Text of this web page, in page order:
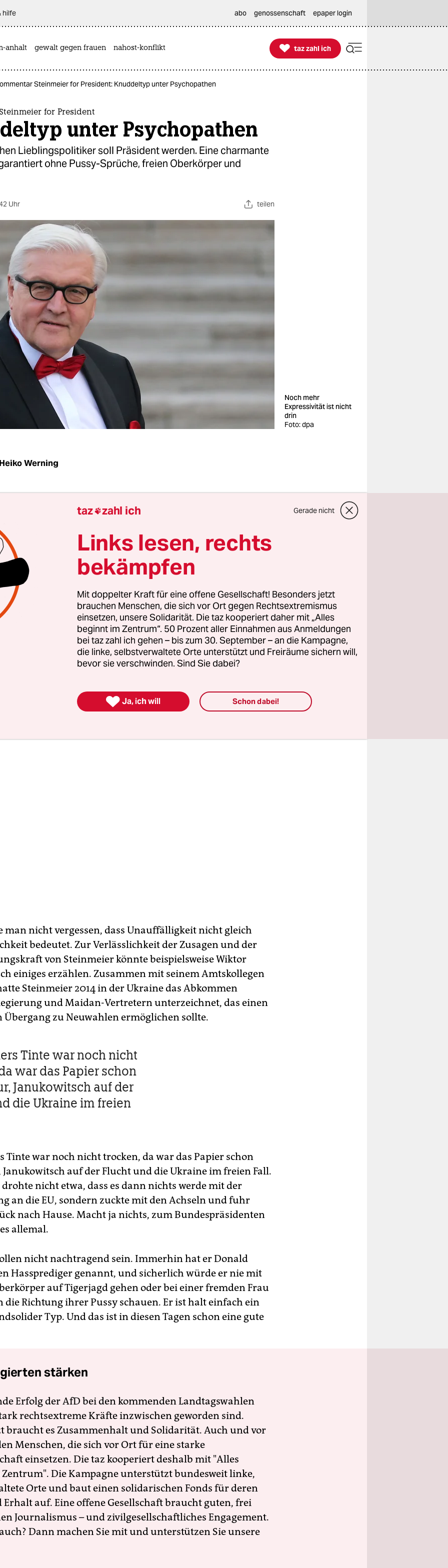
hilfe abo genossenschaft epaper login
anhalt gewalt gegen frauen nahost-konflikt 
taz zahl ich
taz zahl ich
Steinmeier for President: Knuddeltyp unter Psychopathen
for President
unter Psychopathen
Lieblingspolitiker soll Präsident werden. Eine charmante
ohne Pussy-Sprüche, freien Oberkörper und
Uhr teilen
Noch mehr
Expressivität ist nicht
drin
Foto: dpa
Heiko Werning
in den USA haben irgendwie mehr Sex.
ein weißes Haupt aufgestiegen über dem
–
Frank-Walter Steinmeier wird der nächste
. Nach monatelanger Ratlosigkeit, wer denn wohl
obersten Grüß-August der Republik zu geben, ist die
Die Lage war so verzweifelt, dass sogar ernsthaft
erwogen wurde.
nun also Steinmeier, und in gewisser Weise ist diese
durchaus charmant. Russland, Türkei, USA – überall
Machos, narzisstische Psychopathen und lärmende
in der ersten Reihe, und Deutschland setzt
Anwärter so unauffällig auftrat, dass niemand seine
überhaupt bemerkt hat, und der ansonsten so wenig stört,
man nicht vergessen, dass Unauffälligkeit nicht gleich
bedeutet. Zur Verlässlichkeit der Zusagen und der
von Steinmeier könnte beispielsweise Wiktor
einiges erzählen. Zusammen mit seinem Amtskollegen
Steinmeier 2014 in der Ukraine das Abkommen
und Maidan-Vertretern unterzeichnet, das einen
Übergang zu Neuwahlen ermöglichen sollte.
Tinte war noch nicht
war das Papier schon
Janukowitsch auf der
die Ukraine im freien
Tinte war noch nicht trocken, da war das Papier schon
auf der Flucht und die Ukraine im freien Fall.
nicht etwa, dass es dann nichts werde mit der
an die EU, sondern zuckte mit den Achseln und fuhr
nach Hause. Macht ja nichts, zum Bundespräsidenten
allemal.
nicht nachtragend sein. Immerhin hat er Donald
Hassprediger genannt, und sicherlich würde er nie mit
auf Tigerjagd gehen oder bei einer fremden Frau
die Richtung ihrer Pussy schauen. Er ist halt einfach ein
Typ. Und das ist in diesen Tagen schon eine gute
stärken
Erfolg der AfD bei den kommenden Landtagswahlen
rechtsextreme Kräfte inzwischen geworden sind.
braucht es Zusammenhalt und Solidarität. Auch und vor
Menschen, die sich vor Ort für eine starke
einsetzen. Die taz kooperiert deshalb mit "Alles
Die Kampagne unterstützt bundesweit linke,
Orte und baut einen solidarischen Fonds für deren
Erhalt auf. Eine offene Gesellschaft braucht guten, frei
Journalismus – und zivilgesellschaftliches Engagement.
Dann machen Sie mit und unterstützen Sie unsere
taz zahl ich Gerade nicht
Links lesen, rechts
bekämpfen
Mit doppelter Kraft für eine offene Gesellschaft! Besonders jetzt
brauchen Menschen, die sich vor Ort gegen Rechtsextremismus
einsetzen, unsere Solidarität. Die taz kooperiert daher mit „Alles
beginnt im Zentrum“. 50 Prozent aller Einnahmen aus Anmeldungen
bei taz zahl ich gehen – bis zum 30. September – an die Kampagne,
die linke, selbstverwaltete Orte unterstützt und Freiräume sichern will,
bevor sie verschwinden. Sind Sie dabei?
 Ja, ich will Schon dabei!